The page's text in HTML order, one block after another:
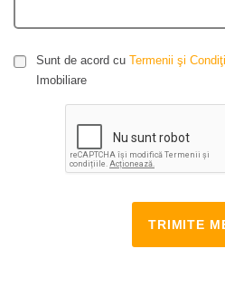
Sunt de acord cu Termenii şi
Imobiliare
TRIMITE